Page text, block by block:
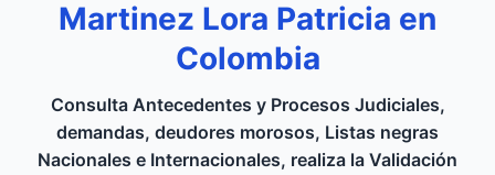
Martinez Lora Patricia en
Colombia
Consulta Antecedentes y Procesos Judiciales,
demandas, deudores morosos, Listas negras
Nacionales e Internacionales, realiza la Validación